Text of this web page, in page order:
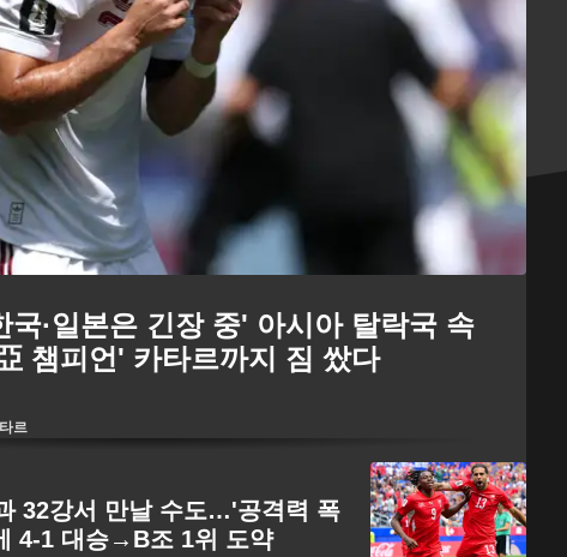
·일본은 긴장 중' 아시아 탈락국 속
챔피언' 카타르까지 짐 쌌다
르
32강서 만날 수도…'공격력 폭
4-1 대승→B조 1위 도약